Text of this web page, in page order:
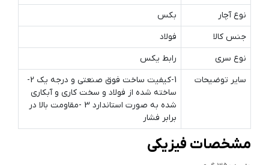
نوع آچار
بکس
جنس کالا
فولاد
نوع سری
رابط یکس
سایر توضیحات
1-کیفیت ساخت فوق صنعتی و درجه یک 2-
ساخته شده از فولاد و سخت کاری و آبکاری
شده به صورت استاندارد 3 -مقاومت بالا در
برابر فشار
مشخصات فیزیکی